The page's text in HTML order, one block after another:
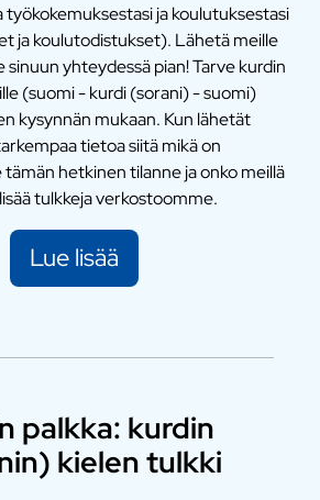
ja koulutuksestasi
ja koulutodistukset). Lähetä meille
sinuun yhteydessä pian! Tarve kurdin
(suomi - kurdi (sorani) - suomi)
kysynnän mukaan. Kun lähetät
tietoa siitä mikä on
hetkinen tilanne ja onko meillä
tulkkeja verkostoomme.
Lue lisää
palkka: kurdin
kielen tulkki